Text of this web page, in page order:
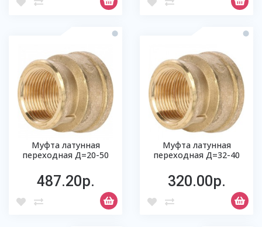
Муфта латунная
переходная Д=20-50
487.20р.
Муфта латунная
переходная Д=32-40
320.00р.